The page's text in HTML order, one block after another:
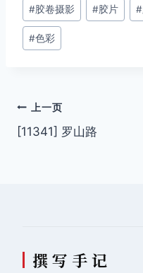
标
签：
#胶卷摄影 #胶片 #
#色彩
文
章
上一页
[11341] 罗山路
撰 写 手 记